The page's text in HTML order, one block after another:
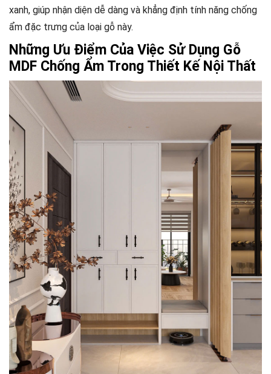
xanh, giúp nhận diện dễ dàng và khẳng định tính năng chống
ẩm đặc trưng của loại gỗ này.
Những Ưu Điểm Của Việc Sử Dụng Gỗ
MDF Chống Ẩm Trong Thiết Kế Nội Thất